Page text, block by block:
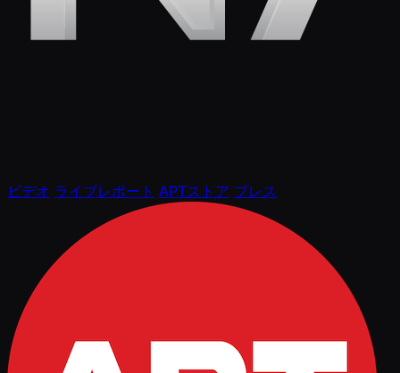
ビデオ ライブレポート APTストア プレス